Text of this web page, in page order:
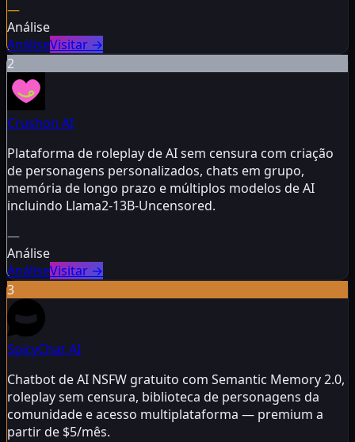
—
Análise
AnáliseVisitar →
2
Crushon AI
Plataforma de roleplay de AI sem censura com criação
de personagens personalizados, chats em grupo,
memória de longo prazo e múltiplos modelos de AI
incluindo Llama2-13B-Uncensored.
—
Análise
AnáliseVisitar →
3
SpicyChat AI
Chatbot de AI NSFW gratuito com Semantic Memory 2.0,
roleplay sem censura, biblioteca de personagens da
comunidade e acesso multiplataforma — premium a
partir de $5/mês.